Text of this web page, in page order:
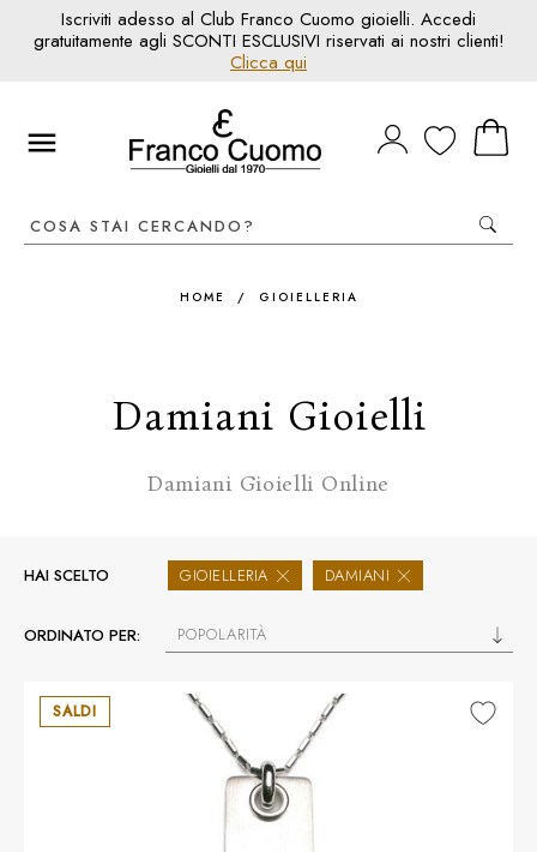
Iscriviti adesso al Club Franco Cuomo gioielli. Accedi
gratuitamente agli SCONTI ESCLUSIVI riservati ai nostri clienti!
Clicca qui
HOME / GIOIELLERIA
Damiani Gioielli
Damiani Gioielli Online
HAI SCELTO GIOIELLERIA DAMIANI
ORDINATO PER: POPOLARITÀ
SALDI